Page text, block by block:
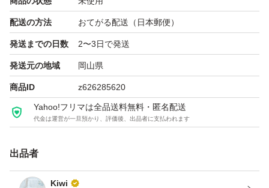
配送の方法 おてがる配送（日本郵便）
発送までの日数 2〜3日で発送
発送元の地域 岡山県
商品ID z626285620
Yahoo!フリマは全品送料無料・匿名配送
代金は運営が一旦預かり、評価後、出品者に支払われます
出品者
Kiwi